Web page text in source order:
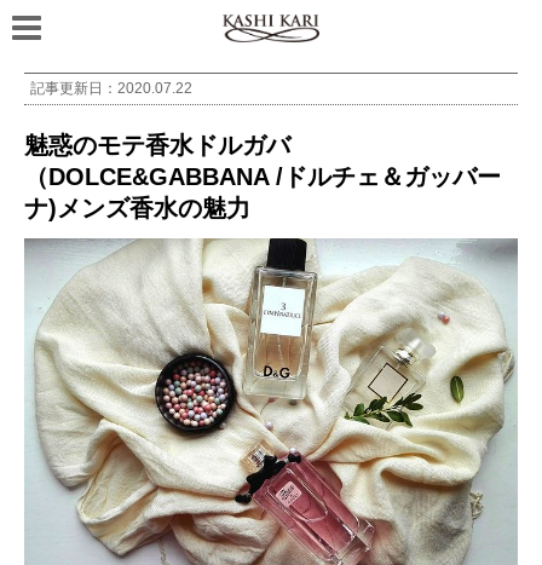
記事更新日： 2020.07.22
魅惑のモテ香水ドルガバ
（DOLCE&GABBANA /ドルチェ＆ガッバー
ナ)メンズ香水の魅力